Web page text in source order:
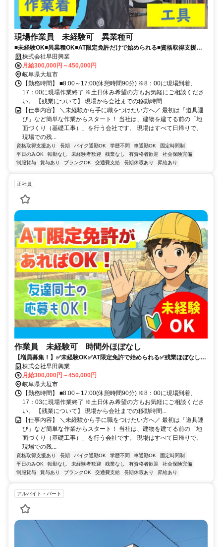
現場作業員 未経験可 異業種可
■未経験OK■異業種OK■AT限定免許だけで始められる■資格取得支援あ
り(全額会社負担)
株式会社早田興業
月給300,000円～450,000円
岐阜県大垣市
【勤務時間】 ■8:00～17:00(休憩時間90分) ※8：00に現場到着、
17：00に現場作業終了 ※土日休み希望の方もお気軽にご相談くださ
い。 【残業について】 現場から会社までの移動時間...
【仕事内容】 ＼未経験から手に職をつけたい方へ／ 最初は「道具運
び」など簡単な作業からスタート！ 当社は、建物を建てる前の「地
面づくり（基礎工事）」を行う会社です。 現場はすべて日帰りで、
現場での残...
資格取得支援あり 長期 バイク通勤OK 学歴不問 車通勤OK
固定時間制
平日のみOK
転勤なし 未経験者歓迎 残業なし 有資格者歓迎
社会保険完備
制服貸与
賞与あり ブランクOK 交通費支給 長期休暇あり 昇給あり
正社員
作業員 未経験可 時間外ほぼなし
【増員募集！】✅未経験OK✅AT限定免許で始められる✅残業ほぼなし✅
資格取得支援あり(全額会社負担)
株式会社早田興業
月給300,000円～450,000円
岐阜県大垣市
【勤務時間】 ■8:00～17:00(休憩時間90分) ※8：00に現場到着、
17：03に現場作業終了 ※土日休み希望の方もお気軽にご相談くださ
い。 【残業について】 現場から会社までの移動時間...
【仕事内容】 ＼未経験から手に職をつけたい方へ／ 最初は「道具運
び」など簡単な作業からスタート！ 当社は、建物を建てる前の「地
面づくり（基礎工事）」を行う会社です。 現場はすべて日帰りで、
現場での残...
資格取得支援あり 長期 バイク通勤OK 学歴不問 車通勤OK
固定時間制
平日のみOK
転勤なし 未経験者歓迎 残業なし 有資格者歓迎
社会保険完備
制服貸与
賞与あり ブランクOK 交通費支給 長期休暇あり 昇給あり
アルバイト・パート